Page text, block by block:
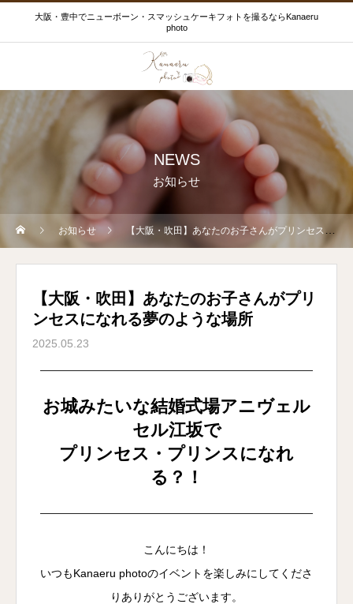
大阪・豊中でニューボーン・スマッシュケーキフォトを撮るならKanaeru
photo
NEWS
お知らせ
お知らせ 【大阪・吹田】あなたのお子さんがプリンセスになれる夢のような場所
【大阪・吹田】あなたのお子さんがプリ
ンセスになれる夢のような場所
2025.05.23
お城みたいな結婚式場アニヴェル
セル江坂で
プリンセス・プリンスになれ
る？！
こんにちは！
いつもKanaeru photoのイベントを楽しみにしてくださ
りありがとうございます。